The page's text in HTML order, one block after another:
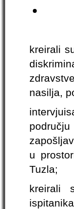
kreirali
nasilja,
u
Tuzla;
kreirali